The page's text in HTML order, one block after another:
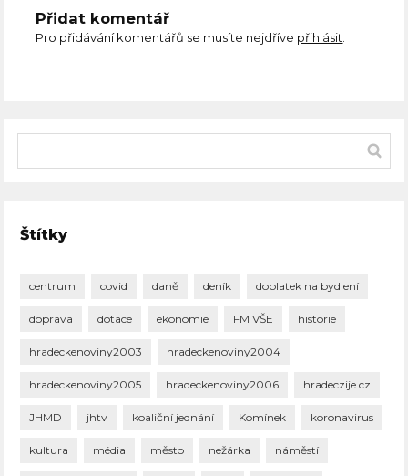
Přidat komentář
Pro přidávání komentářů se musíte nejdříve přihlásit
Štítky
centrum covid daně deník doplatek na bydlení
doprava dotace ekonomie FM VŠE historie
hradeckenoviny2003 hradeckenoviny2004
hradeckenoviny2005 hradeckenoviny2006 hradeczije.cz
JHMD jhtv koaliční jednání Komínek koronavirus
kultura média město nežárka náměstí